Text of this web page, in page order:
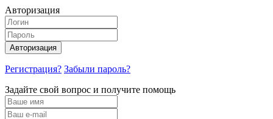
Авторизация
Авторизация
Регистрация? Забыли пароль?
Задайте свой вопрос и получите помощь